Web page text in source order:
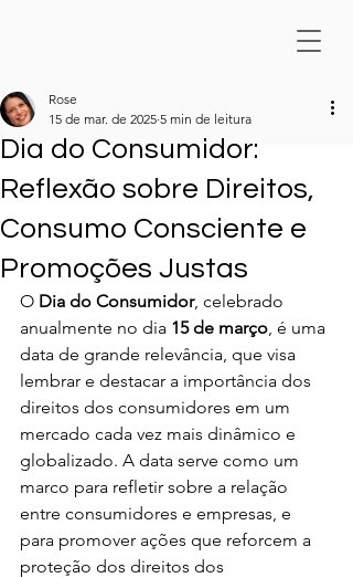
Dia do Consumidor:
Reflexão sobre Direitos,
Consumo Consciente e
Promoções Justas
Rose
15 de mar. de 2025 5 min de leitura
O Dia do Consumidor, celebrado
anualmente no dia 15 de março, é uma
data de grande relevância, que visa
lembrar e destacar a importância dos
direitos dos consumidores em um
mercado cada vez mais dinâmico e
globalizado. A data serve como um
marco para refletir sobre a relação
entre consumidores e empresas, e
para promover ações que reforcem a
proteção dos direitos dos